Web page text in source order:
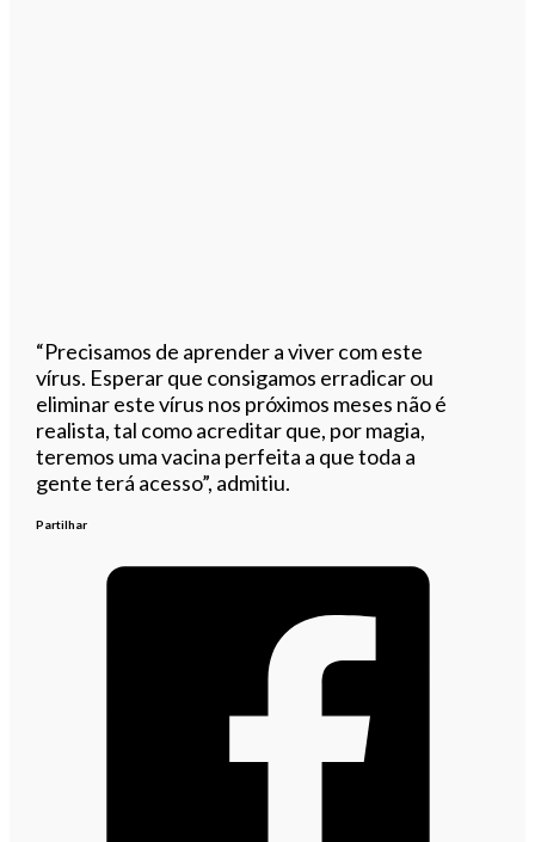
“Precisamos de aprender a viver com este
vírus. Esperar que consigamos erradicar ou
eliminar este vírus nos próximos meses não é
realista, tal como acreditar que, por magia,
teremos uma vacina perfeita a que toda a
gente terá acesso”, admitiu.
Partilhar